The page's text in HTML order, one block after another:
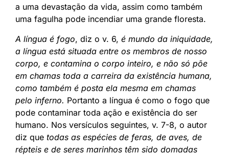
a uma devastação da vida, assim como também
uma fagulha pode incendiar uma grande floresta.
A língua é fogo, diz o v. 6, é mundo da iniquidade,
a língua está situada entre os membros de nosso
corpo, e contamina o corpo inteiro, e não só põe
em chamas toda a carreira da existência humana,
como também é posta ela mesma em chamas
pelo inferno. Portanto a língua é como o fogo que
pode contaminar toda ação e existência do ser
humano. Nos versículos seguintes, v. 7-8, o autor
diz que todas as espécies de feras, de aves, de
répteis e de seres marinhos têm sido domadas